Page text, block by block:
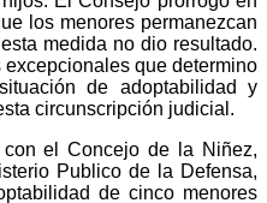
los menores permanezcan
medida no dio resultado.
que determino
de adoptabilidad y
circunscripción judicial.
el Concejo de la Niñez,
Publico de la Defensa,
de cinco menores